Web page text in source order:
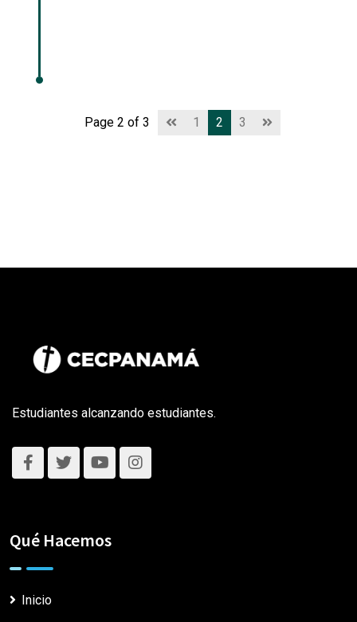
Page 2 of 3 1 2 3
Estudiantes alcanzando estudiantes.
Qué Hacemos
Inicio